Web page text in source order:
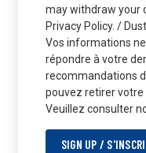
may withdraw your
Privacy Policy. /
Vos informations
répondre à votre
recommandations
pouvez retirer
Veuillez consulter
SIGN UP /